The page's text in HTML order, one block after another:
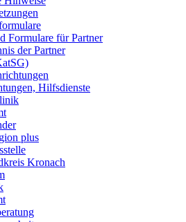
Formulare für Partner
der Partner
Hilfsdienste
plus
Kronach